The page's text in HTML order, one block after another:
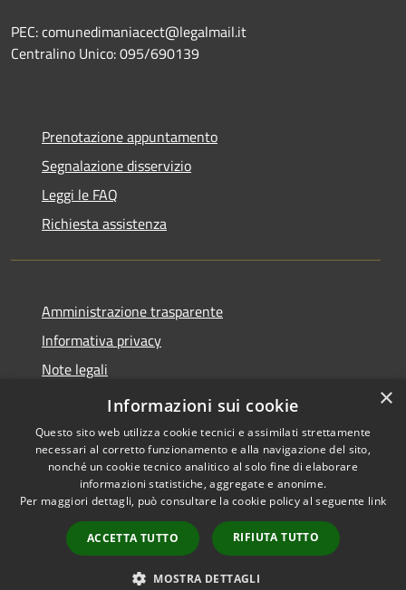
PEC: comunedimaniacect@legalmail.it
Centralino Unico: 095/690139
Prenotazione appuntamento
Segnalazione disservizio
Leggi le FAQ
Richiesta assistenza
Amministrazione trasparente
Informativa privacy
Note legali
Dichiarazione di accessibilità
Accessibilità
Copyright © 2026 • Comune di
Maniace • Powered by
Municipium•
Accesso
redazione
×
Informazioni sui cookie
Questo sito web utilizza cookie tecnici e assimilati strettamente
necessari al corretto funzionamento e alla navigazione del sito,
nonché un cookie tecnico analitico al solo fine di elaborare
informazioni statistiche, aggregate e anonime.
Per maggiori dettagli, può consultare la cookie policy al seguente link
ACCETTA TUTTO RIFIUTA TUTTO
MOSTRA DETTAGLI